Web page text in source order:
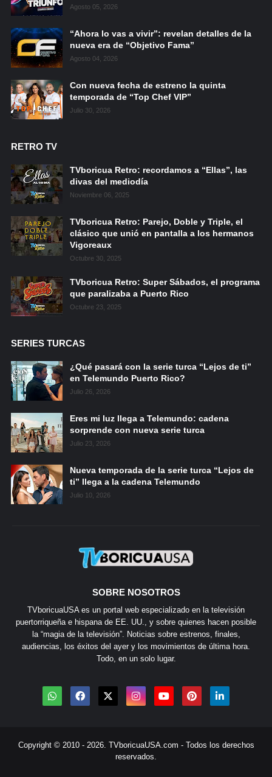
Agosto 05, 2026
“Ahora lo vas a vivir”: revelan detalles de la
nueva era de “Objetivo Fama”
Agosto 04, 2026
Con nueva fecha de estreno la quinta
temporada de “Top Chef VIP”
Julio 30, 2026
RETRO TV
TVboricua Retro: recordamos a “Ellas”, las
divas del mediodía
Noviembre 06, 2025
TVboricua Retro: Parejo, Doble y Triple, el
clásico que unió en pantalla a los hermanos
Vigoreaux
Octubre 30, 2025
TVboricua Retro: Super Sábados, el programa
que paralizaba a Puerto Rico
Octubre 23, 2025
SERIES TURCAS
¿Qué pasará con la serie turca “Lejos de ti”
en Telemundo Puerto Rico?
Julio 26, 2026
Eres mi luz llega a Telemundo: cadena
sorprende con nueva serie turca
Julio 23, 2026
Nueva temporada de la serie turca “Lejos de
ti” llega a la cadena Telemundo
Julio 10, 2026
SOBRE NOSOTROS
TVboricuaUSA es un portal web especializado en la televisión
puertorriqueña e hispana de EE. UU., y sobre quienes hacen posible
la “magia de la televisión”. Noticias sobre estrenos, finales,
audiencias, los éxitos del ayer y los movimientos de última hora.
Todo, en un solo lugar.
Copyright © 2010 - 2026. TVboricuaUSA.com - Todos los derechos
reservados.